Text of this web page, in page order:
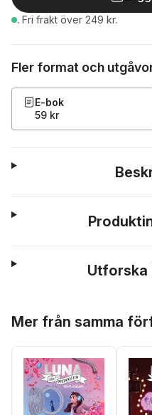
. Fri frakt över 249 kr.
Fler format och
E-bok
59 kr
Utforska
Mer från samma